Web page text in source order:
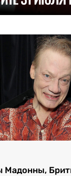
Мадонны,